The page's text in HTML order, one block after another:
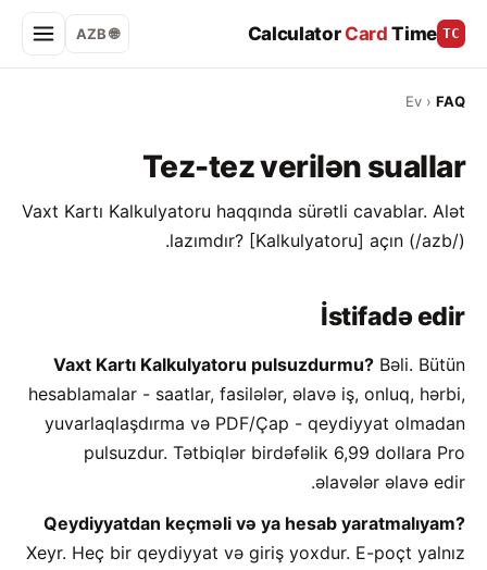
TC
Time
Card
Calculator
🌐 AZB
Ev › FAQ
Tez-tez verilən suallar
Vaxt Kartı Kalkulyatoru haqqında sürətli cavablar. Alət
lazımdır? [Kalkulyatoru] açın (/azb/).
İstifadə edir
Vaxt Kartı Kalkulyatoru pulsuzdurmu? Bəli. Bütün
hesablamalar - saatlar, fasilələr, əlavə iş, onluq, hərbi,
yuvarlaqlaşdırma və PDF/Çap - qeydiyyat olmadan
pulsuzdur. Tətbiqlər birdəfəlik 6,99 dollara Pro
əlavələr əlavə edir.
Qeydiyyatdan keçməli və ya hesab yaratmalıyam?
Xeyr. Heç bir qeydiyyat və giriş yoxdur. E-poçt yalnız